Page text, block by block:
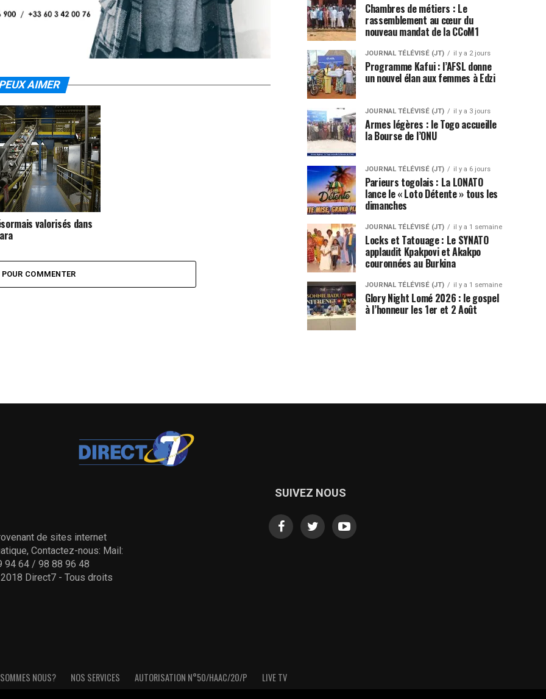
AIMER
valorisés dans
COMMENTER
Chambres de métiers : Le
rassemblement au cœur du
nouveau mandat de la CCoM1
JOURNAL TÉLÉVISÉ (JT) il y a 2 jours
Programme Kafui : l’AFSL donne
un nouvel élan aux femmes à Edzi
JOURNAL TÉLÉVISÉ (JT) il y a 3 jours
Armes légères : le Togo accueille
la Bourse de l’ONU
JOURNAL TÉLÉVISÉ (JT) il y a 6 jours
Parieurs togolais : La LONATO
lance le « Loto Détente » tous les
dimanches
JOURNAL TÉLÉVISÉ (JT) il y a 1 semaine
Locks et Tatouage : Le SYNATO
applaudit Kpakpovi et Akakpo
couronnées au Burkina
JOURNAL TÉLÉVISÉ (JT) il y a 1 semaine
Glory Night Lomé 2026 : le gospel
à l’honneur les 1er et 2 Août
de sites internet
Contactez-nous: Mail:
94 64 / 98 88 96 48
Direct7 - Tous droits
SUIVEZ NOUS
NOUS? NOS SERVICES AUTORISATION N°50/HAAC/20/P LIVE TV